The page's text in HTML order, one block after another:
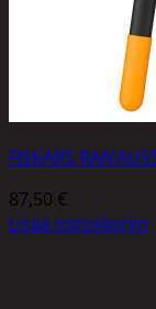
FISKARS
87,50 €
Lisää ostoskoriin